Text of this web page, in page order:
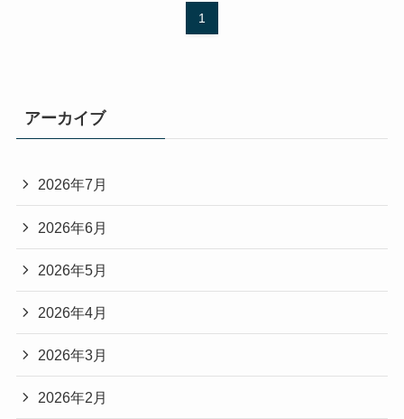
1
アーカイブ
2026年7月
2026年6月
2026年5月
2026年4月
2026年3月
2026年2月